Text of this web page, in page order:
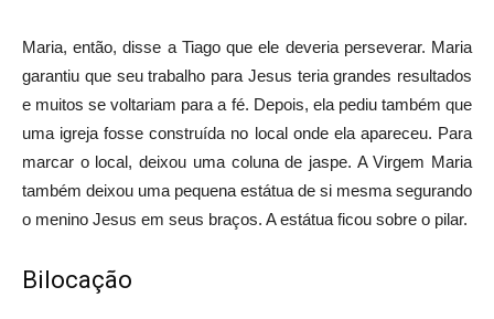
Maria, então, disse a Tiago que ele deveria perseverar. Maria
garantiu que seu trabalho para Jesus teria grandes resultados
e muitos se voltariam para a fé. Depois, ela pediu também que
uma igreja fosse construída no local onde ela apareceu. Para
marcar o local, deixou uma coluna de jaspe. A Virgem Maria
também deixou uma pequena estátua de si mesma segurando
o menino Jesus em seus braços. A estátua ficou sobre o pilar.
Bilocação